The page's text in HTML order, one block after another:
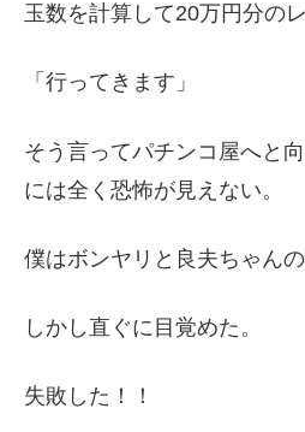
玉数を計算して20万円分の
「行ってきます」
そう言ってパチンコ屋へと
には全く恐怖が見えない。
僕はボンヤリと良夫ちゃん
しかし直ぐに目覚めた。
失敗した！！